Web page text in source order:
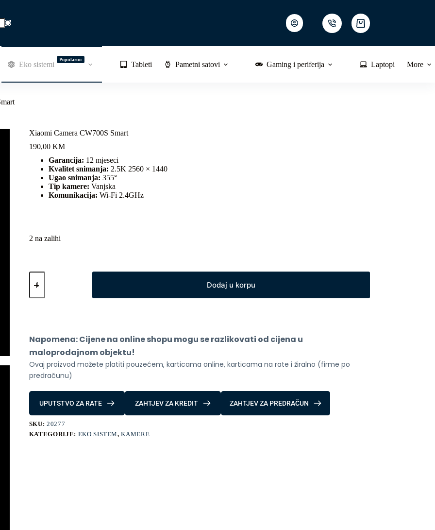
Shopping
cart
Eko sistemi
Popularno
Tableti Pametni satovi Gaming i periferija Laptopi More
Xiaomi Camera CW700S Smart
190,00 KM
Garancija: 12 mjeseci
Kvalitet snimanja: 2.5K 2560 × 1440
Ugao snimanja: 355°
Tip kamere: Vanjska
Komunikacija: Wi-Fi 2.4GHz
2 na zalihi
Xiaomi
Camera
Smart
Dodaj u korpu
Napomena: Cijene na online shopu mogu se razlikovati od cijena u
maloprodajnom objektu!
Ovaj proizvod možete platiti pouzećem, karticama online, karticama na rate i žiralno (firme po
predračunu)
UPUTSTVO ZA RATE ZAHTJEV ZA KREDIT ZAHTJEV ZA PREDRAČUN
SKU:20277
KATEGORIJE: EKO SISTEM,KAMERE